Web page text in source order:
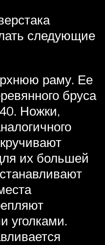
следующие
раму. Ее
бруса
Ножки,
их большей
уголками.